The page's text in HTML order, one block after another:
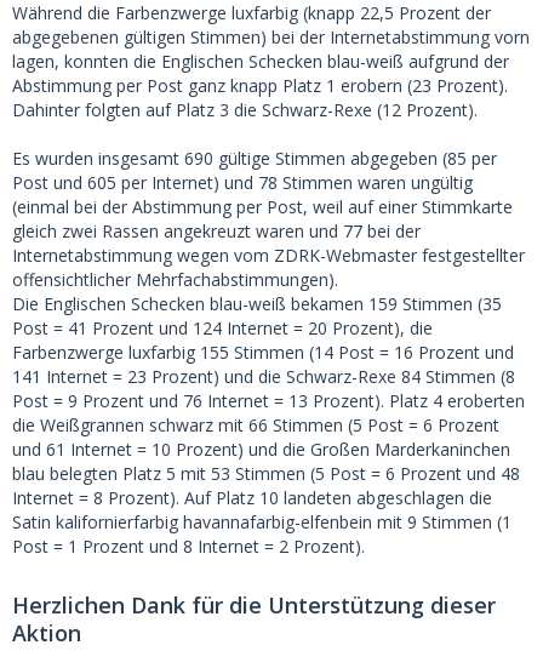
Während die Farbenzwerge luxfarbig (knapp 22,5 Prozent der
abgegebenen gültigen Stimmen) bei der Internetabstimmung vorn
lagen, konnten die Englischen Schecken blau-weiß aufgrund der
Abstimmung per Post ganz knapp Platz 1 erobern (23 Prozent).
Dahinter folgten auf Platz 3 die Schwarz-Rexe (12 Prozent).
Es wurden insgesamt 690 gültige Stimmen abgegeben (85 per
Post und 605 per Internet) und 78 Stimmen waren ungültig
(einmal bei der Abstimmung per Post, weil auf einer Stimmkarte
gleich zwei Rassen angekreuzt waren und 77 bei der
Internetabstimmung wegen vom ZDRK-Webmaster festgestellter
offensichtlicher Mehrfachabstimmungen).
Die Englischen Schecken blau-weiß bekamen 159 Stimmen (35
Post = 41 Prozent und 124 Internet = 20 Prozent), die
Farbenzwerge luxfarbig 155 Stimmen (14 Post = 16 Prozent und
141 Internet = 23 Prozent) und die Schwarz-Rexe 84 Stimmen (8
Post = 9 Prozent und 76 Internet = 13 Prozent). Platz 4 eroberten
die Weißgrannen schwarz mit 66 Stimmen (5 Post = 6 Prozent
und 61 Internet = 10 Prozent) und die Großen Marderkaninchen
blau belegten Platz 5 mit 53 Stimmen (5 Post = 6 Prozent und 48
Internet = 8 Prozent). Auf Platz 10 landeten abgeschlagen die
Satin kalifornierfarbig havannafarbig-elfenbein mit 9 Stimmen (1
Post = 1 Prozent und 8 Internet = 2 Prozent).
Herzlichen Dank für die Unterstützung dieser
Aktion